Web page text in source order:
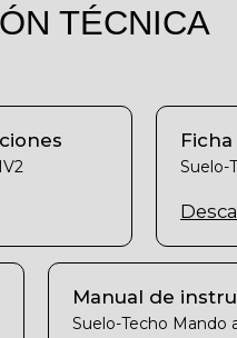
TÉCNICA
Suelo-
Manual de
Suelo-Techo Mando